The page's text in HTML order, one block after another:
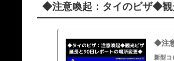
◆注意喚起：タイのビザ◆観
◆注
新型コ